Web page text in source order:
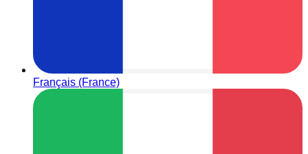
Français (France)